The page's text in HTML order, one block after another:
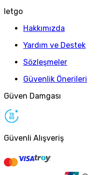
letgo
Hakkımızda
Yardım ve Destek
Sözleşmeler
Güvenlik Önerileri
Güven Damgası
Güvenli Alışveriş